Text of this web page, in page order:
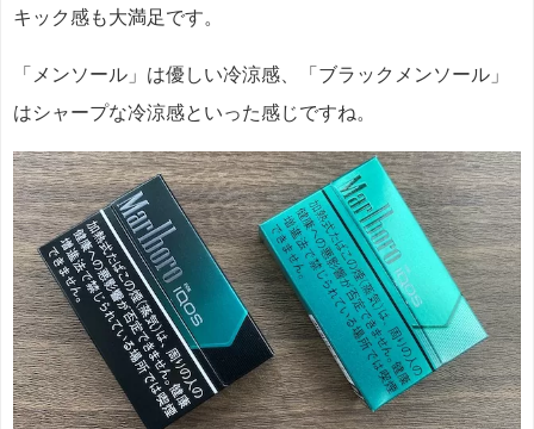
キック感も大満足です。
「メンソール」は優しい冷涼感、「ブラックメンソール」
はシャープな冷涼感といった感じですね。